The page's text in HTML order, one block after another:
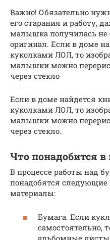
Важно! Обязательно
его старания и работу,
малышка получилась не
оригинал. Если в доме
куколками ЛОЛ, то
малышки можно
через стекло
Если в доме найдется
куколками ЛОЛ, то
малышки можно
через стекло.
Что понадобится в
В процессе работы над
понадобятся
материалы:
Бумага. Если
самостоятельно,
альбомные листы